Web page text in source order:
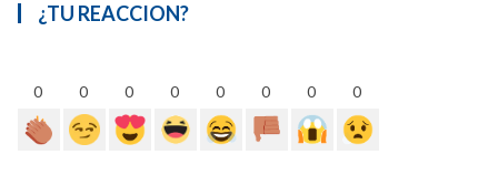
¿TU REACCION?
0 0 0 0 0 0 0 0